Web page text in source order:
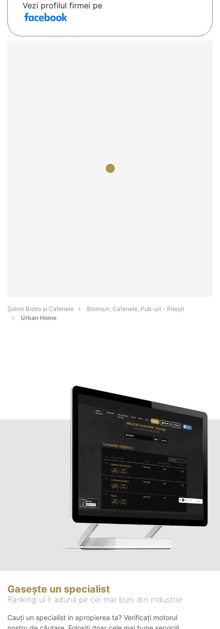
Vezi profilul firmei pe
Șoimii Bistro și Cafenele
Bistrouri, Cafenele, Pub-uri - Piteşti
Urban Home
Gasește un specialist
Ranking-ul îi adună pe cei mai buni din industrie
Cauți un specialist in apropierea ta? Verificați motorul